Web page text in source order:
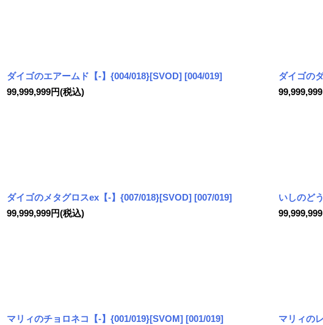
ダイゴのエアームド【-】{004/018}[SVOD] [004/019]
99,999,999円(税込)
ダイゴの
99,999,999
ダイゴのメタグロスex【-】{007/018}[SVOD] [007/019]
99,999,999円(税込)
いしのど
99,999,999
マリィのチョロネコ【-】{001/019}[SVOM] [001/019]
マリィの